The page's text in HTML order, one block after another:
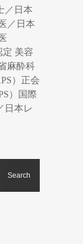
／日本
／日本
定 美容
麻酔科
）正会
）国際
日本レ